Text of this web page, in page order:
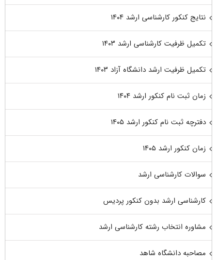
نتایج کنکور کارشناسی ارشد ۱۴۰۴
تکمیل ظرفیت کارشناسی ارشد ۱۴۰۳
تکمیل ظرفیت ارشد دانشگاه آزاد ۱۴۰۳
زمان ثبت نام کنکور ارشد ۱۴۰۴
دفترچه ثبت نام کنکور ارشد ۱۴۰۵
زمان کنکور ارشد ۱۴۰۵
سوالات کارشناسی ارشد
کارشناسی ارشد بدون کنکور پردیس
مشاوره انتخاب رشته کارشناسی ارشد
مصاحبه دانشگاه شاهد